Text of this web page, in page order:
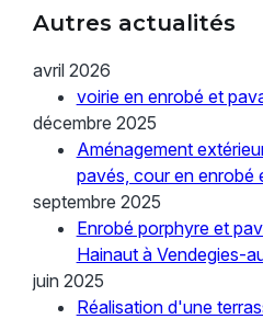
Autres actualités
avril 2026
voirie en enrobé et
décembre 2025
Aménagement
pavés, cour en enrobé
septembre 2025
Enrobé porphyre et
Hainaut à Vendegies-
juin 2025
Réalisation d'une